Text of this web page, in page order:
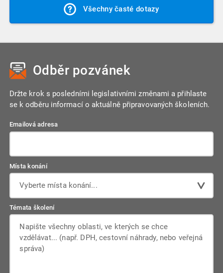
zasílat i před konáním webináře na naši emailovou adresu,
následně je zařadíme do webináře.
účastníkům záznam webináře. Pořízení záznamu ale záleží
na množství okolností, neslibujeme proto, že obdržíte
konkrétního webináře nás prosím kontaktujte před
Všechny časté dotazy
Odběr pozvánek
Držte krok s posledními legislativními změnami a přihlaste
se k odběru informací o aktuálně připravovaných školeních.
Emailová adresa
Místa konání
Vyberte místa konání...
Témata školení